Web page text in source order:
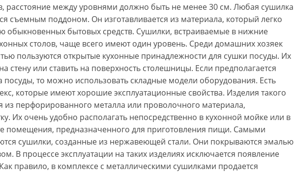
расстояние между уровнями должно быть не менее 30 см. Любая сушилка
съемным поддоном. Он изготавливается из материала, который легко
обыкновенных бытовых средств. Сушилки, встраиваемые в нижние
столов, чаще всего имеют один уровень. Среди домашних хозяек
пользуются открытые кухонные принадлежности для сушки посуды. Их
стену или ставить на поверхность столешницы. Если предполагается
посуды, то можно использовать складные модели оборудования. Есть
которые имеют хорошие эксплуатационные свойства. Изделия такого
из перфорированного металла или проволочного материала,
Их очень удобно располагать непосредственно в кухонной мойке или в
помещения, предназначенного для приготовления пищи. Самыми
сушилки, созданные из нержавеющей стали. Они покрываются эмалью
В процессе эксплуатации на таких изделиях исключается появление
правило, в комплексе с металлическими сушилками продается